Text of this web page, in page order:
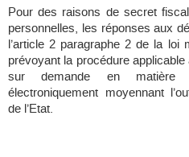
Pour des raisons de secret
personnelles, les réponses aux
l’article 2 paragraphe 2 de la loi
prévoyant la procédure
sur demande en
électroniquement moyennant
de l’Etat.